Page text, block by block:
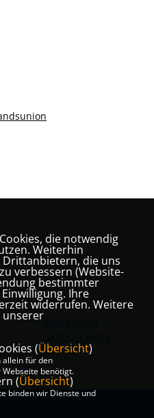
die notwendig
Weiterhin
die uns
verbessern (Website-
bestimmter
Ihre
widerrufen. Weitere
unserer
(Übersicht)
allein für den
benötigt.
(Übersicht)
binden wir Dienste und